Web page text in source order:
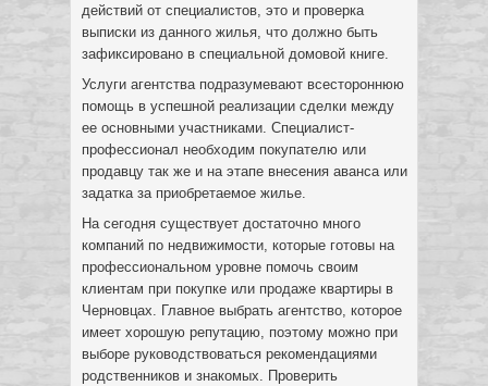
действий от специалистов, это и проверка
выписки из данного жилья, что должно быть
зафиксировано в специальной домовой книге.
Услуги агентства подразумевают всестороннюю
помощь в успешной реализации сделки между
ее основными участниками. Специалист-
профессионал необходим покупателю или
продавцу так же и на этапе внесения аванса или
задатка за приобретаемое жилье.
На сегодня существует достаточно много
компаний по недвижимости, которые готовы на
профессиональном уровне помочь своим
клиентам при покупке или продаже квартиры в
Черновцах. Главное выбрать агентство, которое
имеет хорошую репутацию, поэтому можно при
выборе руководствоваться рекомендациями
родственников и знакомых. Проверить